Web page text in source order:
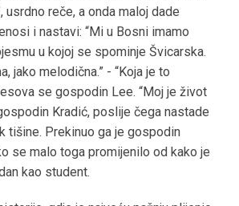
usrdno reče, a onda maloj dade
i nastavi: “Mi u Bosni imamo
u kojoj se spominje Švicarska.
jako melodična.” - “Koja je to
se gospodin Lee. “Moj je život
Kradić, poslije čega nastade
tišine. Prekinuo ga je gospodin
se malo toga promijenilo od kako je
kao student.